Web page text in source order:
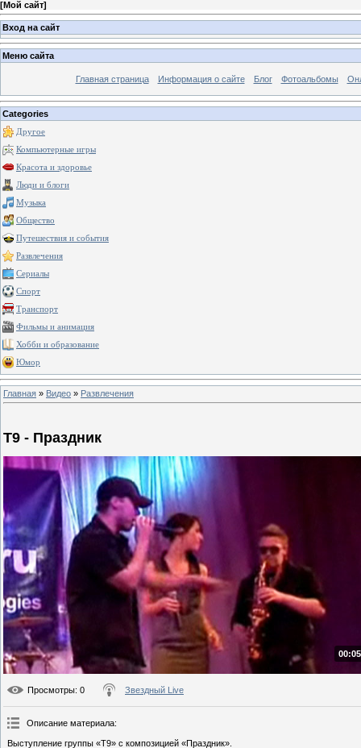
[Мой сайт]
Вход на сайт
Меню сайта
Главная страница Информация о сайте Блог Фотоальбомы
Categories
Другое
Компьютерные игры
Красота и здоровье
Люди и блоги
Музыка
Общество
Путешествия и события
Развлечения
Сериалы
Спорт
Транспорт
Фильмы и анимация
Хобби и образование
Юмор
Главная » Видео » Развлечения
Т9 - Праздник
Просмотры: 0 Звездный Live
Описание материала:
Выступление группы «Т9» с композицией «Праздник».